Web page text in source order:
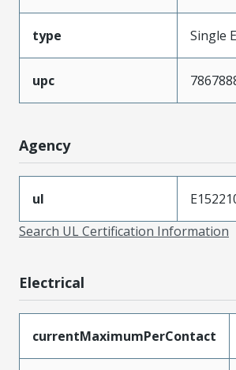
type Single
upc
Agency
ul
Search UL Certification Information
Electrical
currentMaximumPerContact